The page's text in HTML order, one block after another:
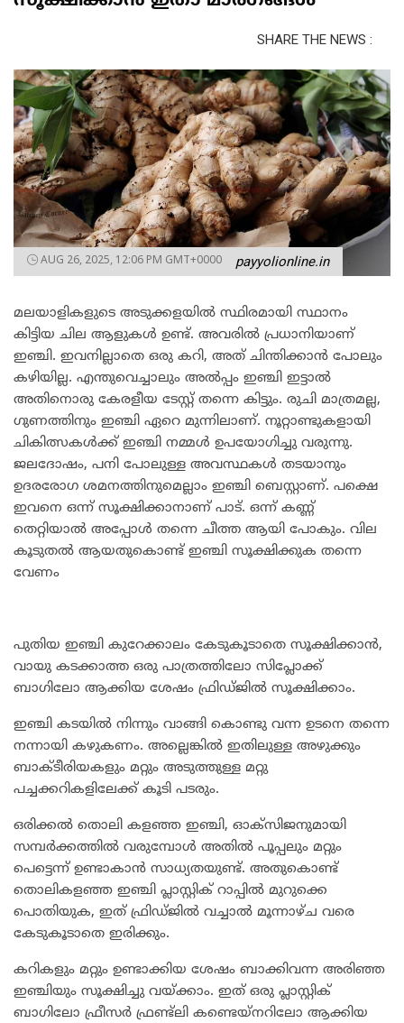
SHARE THE NEWS :
AUG 26, 2025, 12:06 PM GMT+0000 payyolionline.in
മലയാളികളുടെ അടുക്കളയിൽ സ്ഥിരമായി സ്ഥാനം
കിട്ടിയ ചില ആളുകൾ ഉണ്ട്. അവരിൽ പ്രധാനിയാണ്
ഇഞ്ചി. ഇവനില്ലാതെ ഒരു കറി, അത് ചിന്തിക്കാൻ പോലും
കഴിയില്ല. എന്തുവെച്ചാലും അൽപ്പം ഇഞ്ചി ഇട്ടാൽ
അതിനൊരു കേരളീയ ടേസ്റ്റ് തന്നെ കിട്ടും. രുചി മാത്രമല്ല,
ഗുണത്തിനും ഇഞ്ചി ഏറെ മുന്നിലാണ്. നൂറ്റാണ്ടുകളായി
ചികിത്സകള്‍ക്ക് ഇഞ്ചി നമ്മള്‍ ഉപയോഗിച്ചു വരുന്നു.
ജലദോഷം, പനി പോലുള്ള അവസ്ഥകള്‍ തടയാനും
ഉദരരോഗ ശമനത്തിനുമെല്ലാം ഇഞ്ചി ബെസ്റ്റാണ്. പക്ഷെ
ഇവനെ ഒന്ന് സൂക്ഷിക്കാനാണ് പാട്. ഒന്ന് കണ്ണ്
തെറ്റിയാൽ അപ്പോൾ തന്നെ ചീത്ത ആയി പോകും. വില
കൂടുതൽ ആയതുകൊണ്ട് ഇഞ്ചി സൂക്ഷിക്കുക തന്നെ
വേണം
പുതിയ ഇഞ്ചി കുറേക്കാലം കേടുകൂടാതെ സൂക്ഷിക്കാന്‍,
വായു കടക്കാത്ത ഒരു പാത്രത്തിലോ സിപ്ലോക്ക്
ബാഗിലോ ആക്കിയ ശേഷം ഫ്രിഡ്ജില്‍ സൂക്ഷിക്കാം.
ഇഞ്ചി കടയില്‍ നിന്നും വാങ്ങി കൊണ്ടു വന്ന ഉടനെ തന്നെ
നന്നായി കഴുകണം. അല്ലെങ്കില്‍ ഇതിലുള്ള അഴുക്കും
ബാക്ടീരിയകളും മറ്റും അടുത്തുള്ള മറ്റു
പച്ചക്കറികളിലേക്ക് കൂടി പടരും.
ഒരിക്കല്‍ തൊലി കളഞ്ഞ ഇഞ്ചി, ഓക്സിജനുമായി
സമ്പര്‍ക്കത്തില്‍ വരുമ്പോള്‍ അതില്‍ പൂപ്പലും മറ്റും
പെട്ടെന്ന് ഉണ്ടാകാന്‍ സാധ്യതയുണ്ട്. അതുകൊണ്ട്
തൊലികളഞ്ഞ ഇഞ്ചി പ്ലാസ്റ്റിക് റാപ്പിൽ മുറുക്കെ
പൊതിയുക, ഇത് ഫ്രിഡ്ജില്‍ വച്ചാല്‍ മൂന്നാഴ്ച വരെ
കേടുകൂടാതെ ഇരിക്കും.
കറികളും മറ്റും ഉണ്ടാക്കിയ ശേഷം ബാക്കിവന്ന അരിഞ്ഞ
ഇഞ്ചിയും സൂക്ഷിച്ചു വയ്ക്കാം. ഇത് ഒരു പ്ലാസ്റ്റിക്
ബാഗിലോ ഫ്രീസർ ഫ്രണ്ട്‌‌ലി കണ്ടെയ്നറിലോ ആക്കിയ